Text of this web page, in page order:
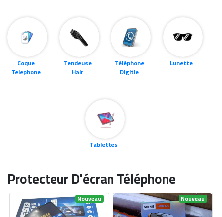
Coque
Telephone
Tendeuse
Hair
Téléphone
Digitle
Lunette
Tablettes
Protecteur D'écran Téléphone
Nouveau Nouveau